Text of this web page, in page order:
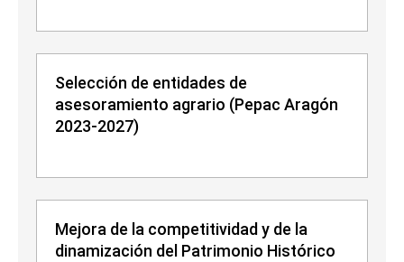
Selección de entidades de
asesoramiento agrario (Pepac Aragón
2023-2027)
Mejora de la competitividad y de la
dinamización del Patrimonio Histórico